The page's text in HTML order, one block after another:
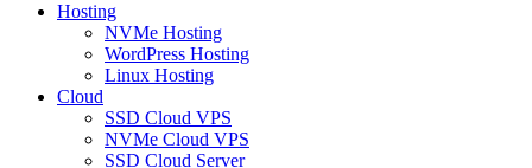
Hosting
NVMe Hosting
WordPress Hosting
Linux Hosting
Cloud
SSD Cloud VPS
NVMe Cloud VPS
SSD Cloud Server